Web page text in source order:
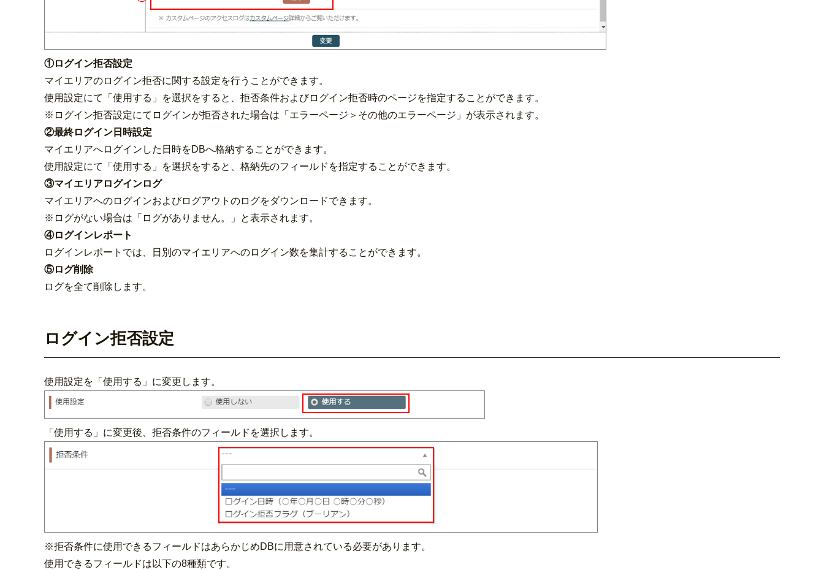
①ログイン拒否設定
マイエリアのログイン拒否に関する設定を行うことができます。
使用設定にて「使用する」を選択をすると、拒否条件およびログイン拒否時のページを指定することができます。
※ログイン拒否設定にてログインが拒否された場合は「エラーページ＞その他のエラーページ」が表示されます。
②最終ログイン日時設定
マイエリアへログインした日時をDBへ格納することができます。
使用設定にて「使用する」を選択をすると、格納先のフィールドを指定することができます。
③マイエリアログインログ
マイエリアへのログインおよびログアウトのログをダウンロードできます。
※ログがない場合は「ログがありません。」と表示されます。
④ログインレポート
ログインレポートでは、日別のマイエリアへのログイン数を集計することができます。
⑤ログ削除
ログを全て削除します。
ログイン拒否設定
使用設定を「使用する」に変更します。
「使用する」に変更後、拒否条件のフィールドを選択します。
※拒否条件に使用できるフィールドはあらかじめDBに用意されている必要があります。
使用できるフィールドは以下の8種類です。